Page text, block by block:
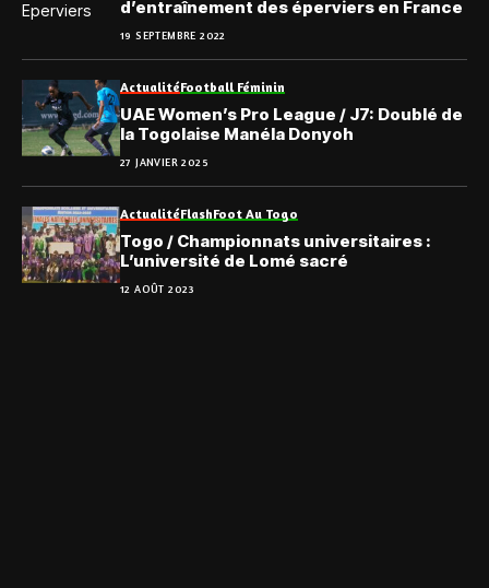
d’entraînement des éperviers en France
19 SEPTEMBRE 2022
ActualitéFootball Féminin
UAE Women’s Pro League / J7: Doublé de
la Togolaise Manéla Donyoh
27 JANVIER 2025
ActualitéFlashFoot Au Togo
Togo / Championnats universitaires :
L’université de Lomé sacré
12 AOÛT 2023